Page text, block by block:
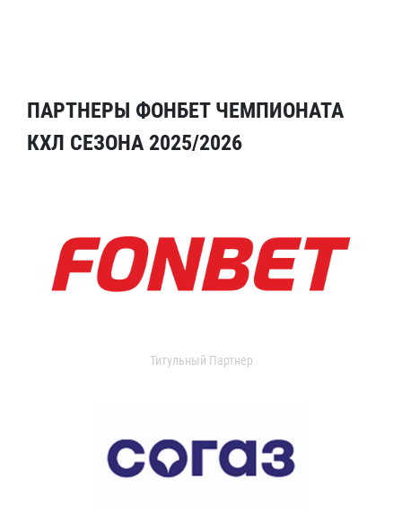
ПАРТНЕРЫ ФОНБЕТ ЧЕМПИОНАТА
КХЛ СЕЗОНА 2025/2026
Титульный Партнер